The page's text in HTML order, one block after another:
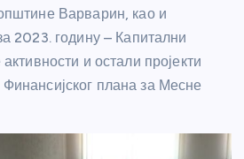
Варварин, као и
2023. годину – Капитални
и остали пројекти
плана за Месне